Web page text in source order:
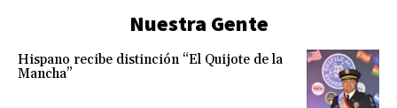
Nuestra Gente
Hispano recibe distinción “El Quijote de la
Mancha”